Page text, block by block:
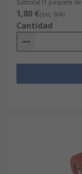
Subtotal (1 paquete
1,80 €(exc. IVA)
Cantidad